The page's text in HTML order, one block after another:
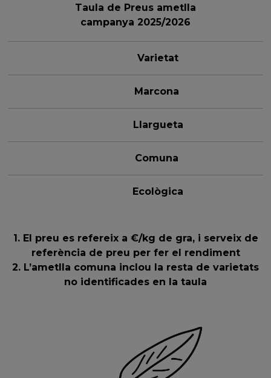
Taula de Preus ametlla
campanya 2025/2026
Varietat
Marcona
Llargueta
Comuna
Ecològica
1. El preu es refereix a €/kg de gra, i serveix de
referència de preu per fer el rendiment
2. L’ametlla comuna inclou la resta de varietats
no identificades en la taula